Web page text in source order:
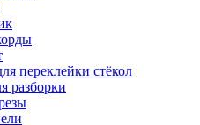
переклейки стёкол
разборки